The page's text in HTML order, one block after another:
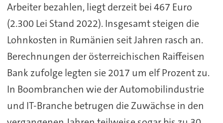
Arbeiter bezahlen, liegt derzeit bei 467 Euro
(2.300 Lei Stand 2022). Insgesamt steigen die
Lohnkosten in Rumänien seit Jahren rasch an.
Berechnungen der österreichischen Raiffeisen
Bank zufolge legten sie 2017 um elf Prozent zu.
In Boombranchen wie der Automobilindustrie
und IT-Branche betrugen die Zuwächse in den